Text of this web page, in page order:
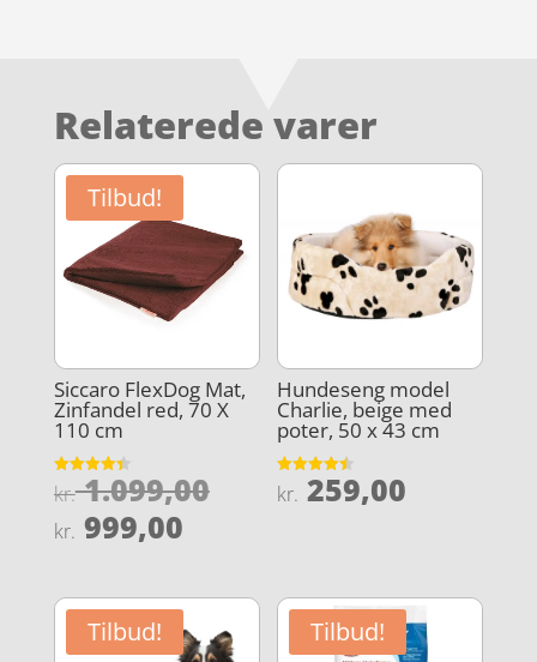
Relaterede varer
Tilbud!
Siccaro FlexDog Mat,
Zinfandel red, 70 X
110 cm
Vurderet
4.4
kr.1.099,00Den
kr. 1.099,00.
kr. 999,00Den
pris
er:
kr. 999,00.
Hundeseng model
Charlie, beige med
poter, 50 x 43 cm
Vurderet
4.5
kr. 259,00
Tilbud! Tilbud!